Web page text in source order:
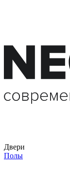
Двери
Полы